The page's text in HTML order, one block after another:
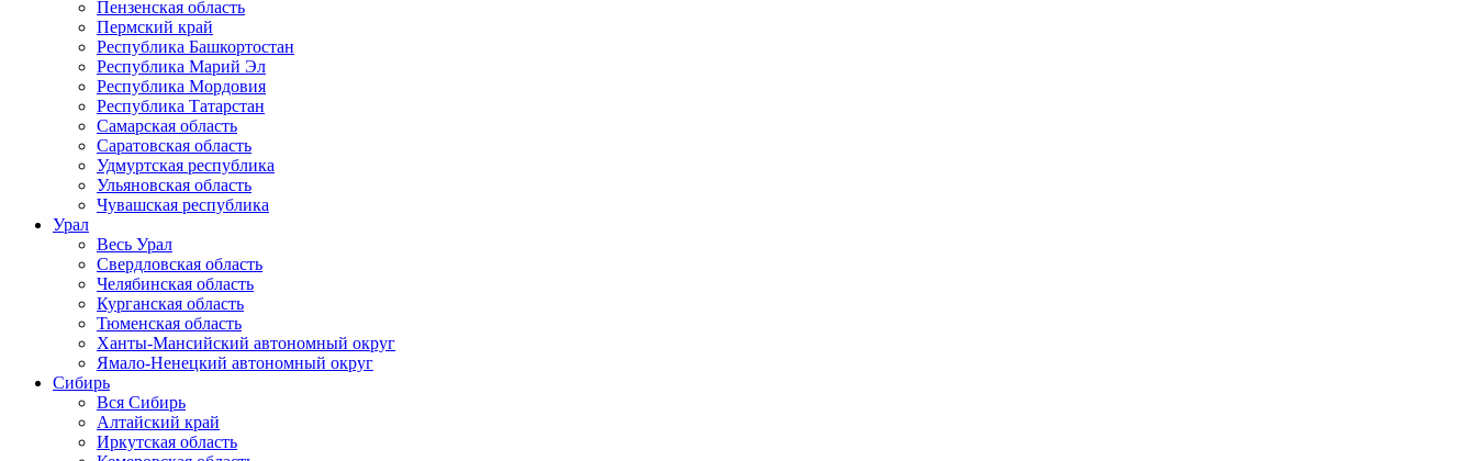
Пензенская область
Пермский край
Республика Башкортостан
Республика Марий Эл
Республика Мордовия
Республика Татарстан
Самарская область
Саратовская область
Удмуртская республика
Ульяновская область
Чувашская республика
Урал
Весь Урал
Свердловская область
Челябинская область
Курганская область
Тюменская область
Ханты-Мансийский автономный округ
Ямало-Ненецкий автономный округ
Сибирь
Вся Сибирь
Алтайский край
Иркутская область